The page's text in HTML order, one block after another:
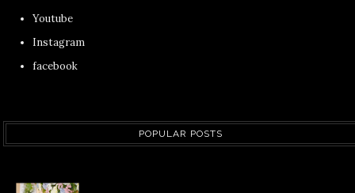
Youtube
Instagram
facebook
POPULAR POSTS